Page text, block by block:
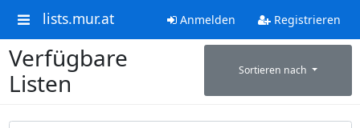
lists.mur.at Anmelden Registrieren
Verfügbare
Listen
Sortieren nach